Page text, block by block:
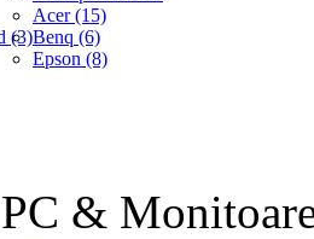
(3)
Acer (15)
Benq (6)
Epson (8)
&